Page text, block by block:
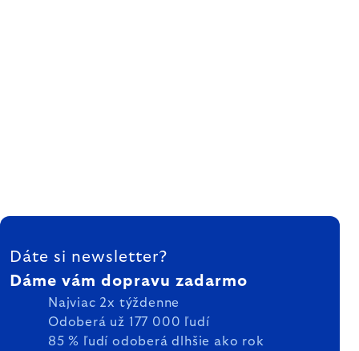
ZÁPÄTIE
Dáte si newsletter?
Dáme vám dopravu zadarmo
Najviac 2x týždenne
Odoberá už 177 000 ľudí
85 % ľudí odoberá dlhšie ako rok